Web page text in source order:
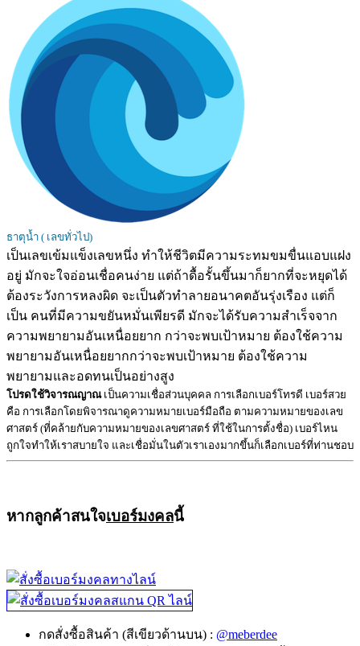
ธาตุน้ำ ( เลขทั่วไป)
เป็นเลขเข้มแข็งเลขหนึ่ง ทำให้ชีวิตมีความระทมขมขื่นแอบแฝง
อยู่ มักจะใจอ่อนเชื่อคนง่าย แต่ถ้าดื้อรั้นขึ้นมาก็ยากที่จะหยุดได้
ต้องระวังการหลงผิด จะเป็นตัวทำลายอนาคตอันรุ่งเรือง แต่ก็
เป็น คนที่มีความขยันหมั่นเพียรดี มักจะได้รับความสำเร็จจาก
ความพยายามอันเหนื่อยยาก กว่าจะพบเป้าหมาย ต้องใช้ความ
พยายามอันเหนื่อยยากกว่าจะพบเป้าหมาย ต้องใช้ความ
พยายามและอดทนเป็นอย่างสูง
โปรดใช้วิจารณญาณเป็นความเชื่อส่วนบุคคล การเลือกเบอร์โทรดี เบอร์สวย
คือ การเลือกโดยพิจารณาดูความหมายเบอร์มือถือ ตามความหมายของเลข
ศาสตร์ (ที่คล้ายกับความหมายของเลขศาสตร์ ที่ใช้ในการตั้งชื่อ) เบอร์ไหน
ถูกใจทำให้เราสบายใจ และเชื่อมั่นในตัวเราเองมากขึ้นก็เลือกเบอร์ที่ท่านชอบ
หากลูกค้าสนใจเบอร์มงคลนี้
กดสั่งซื้อสินค้า (สีเขียวด้านบน) : @meberdee